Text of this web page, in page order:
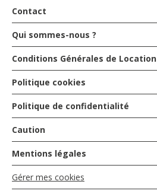
Contact
Qui sommes-nous ?
Conditions Générales de Location
Politique cookies
Politique de confidentialité
Caution
Mentions légales
Gérer mes cookies